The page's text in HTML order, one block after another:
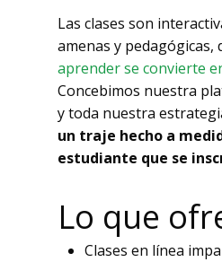
Las clases son
amenas y pedagógicas,
aprender se convierte
Concebimos nuestra
y toda nuestra
un traje hecho a
estudiante que se
Lo que
Clases en línea